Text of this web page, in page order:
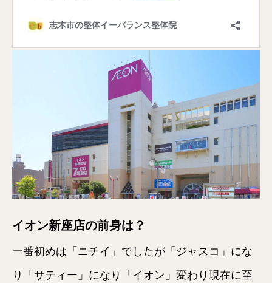
イオン新座店の前身は？
一番初めは「ニチイ」でしたが「ジャスコ」にな
り「サティー」になり「イオン」変わり現在に至